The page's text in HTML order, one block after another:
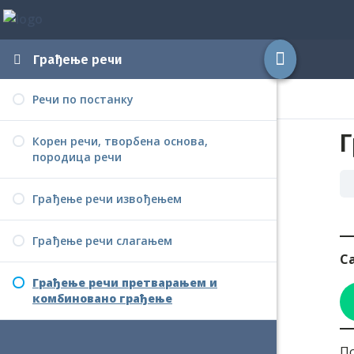
Грађење речи
Речи по постанку
Корен речи, творбена основа,
породица речи
Грађење речи извођењем
Грађење речи слагањем
Грађење речи претварањем и
комбиновано грађење